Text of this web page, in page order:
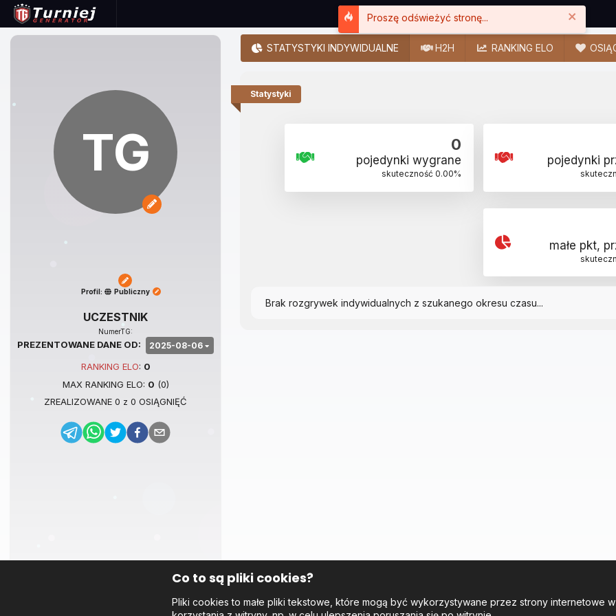
TG
Profil: Publiczny
UCZESTNIK
NumerTG:
PREZENTOWANE DANE OD: 2025-08-06
RANKING ELO: 0
MAX RANKING ELO: 0 (0)
ZREALIZOWANE 0 z 0 OSIĄGNIĘĆ
STATYSTYKI INDYWIDUALNE H2H RANKING ELO
Statystyki
0
pojedynki wygrane
skuteczność 0.00%
pojedynki
małe pkt,
Brak rozgrywek indywidualnych z szukanego okresu czasu...
Co to są pliki cookies?
Pliki cookies to małe pliki tekstowe, które mogą być wykorzystywane przez strony internetowe
Proszę odświeżyć stronę...